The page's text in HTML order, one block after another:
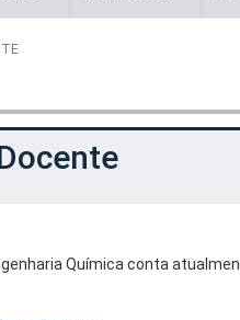
Química conta